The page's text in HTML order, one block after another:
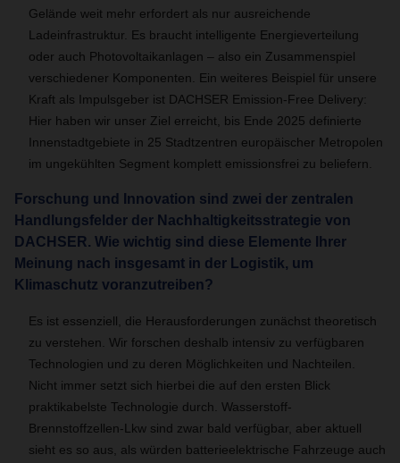
Gelände weit mehr erfordert als nur ausreichende
Ladeinfrastruktur. Es braucht intelligente Energieverteilung
oder auch Photovoltaikanlagen – also ein Zusammenspiel
verschiedener Komponenten. Ein weiteres Beispiel für unsere
Kraft als Impulsgeber ist DACHSER Emission-Free Delivery:
Hier haben wir unser Ziel erreicht, bis Ende 2025 definierte
Innenstadtgebiete in 25 Stadtzentren europäischer Metropolen
im ungekühlten Segment komplett emissionsfrei zu beliefern.
Forschung und Innovation sind zwei der zentralen
Handlungsfelder der Nachhaltigkeitsstrategie von
DACHSER. Wie wichtig sind diese Elemente Ihrer
Meinung nach insgesamt in der Logistik, um
Klimaschutz voranzutreiben?
Es ist essenziell, die Herausforderungen zunächst theoretisch
zu verstehen. Wir forschen deshalb intensiv zu verfügbaren
Technologien und zu deren Möglichkeiten und Nachteilen.
Nicht immer setzt sich hierbei die auf den ersten Blick
praktikabelste Technologie durch. Wasserstoff-
Brennstoffzellen-Lkw sind zwar bald verfügbar, aber aktuell
sieht es so aus, als würden batterieelektrische Fahrzeuge auch